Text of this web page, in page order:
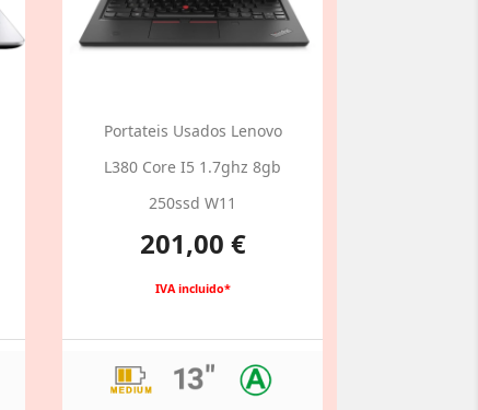
Portateis Usados Lenovo
L380 Core I5 1.7ghz 8gb
250ssd W11
Preço
201,00 €
IVA incluido*